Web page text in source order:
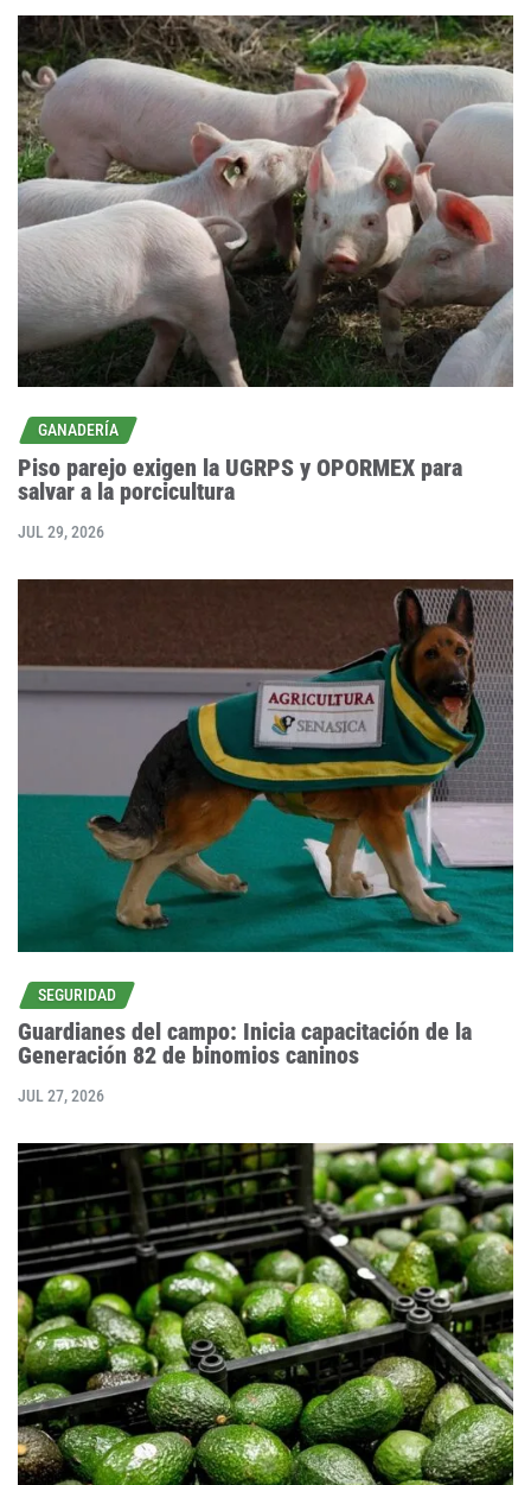
GANADERÍA
Piso parejo exigen la UGRPS y OPORMEX para
salvar a la porcicultura
JUL 29, 2026
SEGURIDAD
Guardianes del campo: Inicia capacitación de la
Generación 82 de binomios caninos
JUL 27, 2026